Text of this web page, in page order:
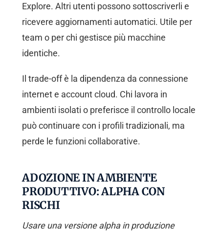
Explore. Altri utenti possono sottoscriverli e
ricevere aggiornamenti automatici. Utile per
team o per chi gestisce più macchine
identiche.
Il trade-off è la dipendenza da connessione
internet e account cloud. Chi lavora in
ambienti isolati o preferisce il controllo locale
può continuare con i profili tradizionali, ma
perde le funzioni collaborative.
ADOZIONE IN AMBIENTE
PRODUTTIVO: ALPHA CON
RISCHI
Usare una versione alpha in produzione